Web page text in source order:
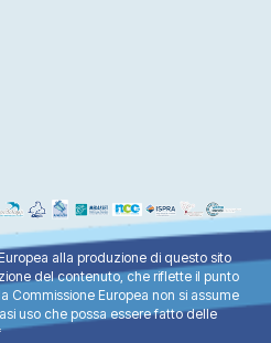
alla produzione di questo sito
del contenuto, che riflette il punto
Commissione Europea non si assume
uso che possa essere fatto delle